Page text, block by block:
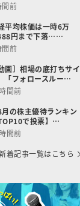
前
平均株価は一時6万
円まで下落……
前
動画］相場の底打ちサイ
「フォロースルー…
間前
8月の株主優待ランキン
で投票】…
間前
着記事一覧はこちら